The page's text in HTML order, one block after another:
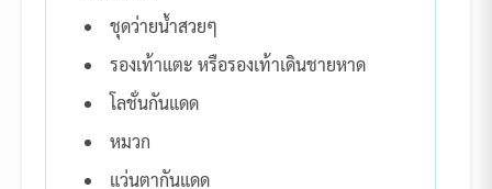
ชุดว่ายน้ำสวยๆ
รองเท้าแตะ หรือรองเท้าเดินชายหาด
โลชั่นกันแดด
หมวก
แว่นตากันแดด